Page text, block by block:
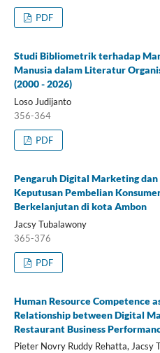
PDF
Studi Bibliometrik terhadap
Manusia dalam Literatur
(2000 - 2026)
Loso Judijanto
356-364
PDF
Pengaruh Digital Marketing
Keputusan Pembelian
Berkelanjutan di kota Ambon
Jacsy Tubalawony
365-376
PDF
Human Resource Competence
Relationship between Digital
Restaurant Business
Pieter Novry Ruddy Rehatta, Jacsy